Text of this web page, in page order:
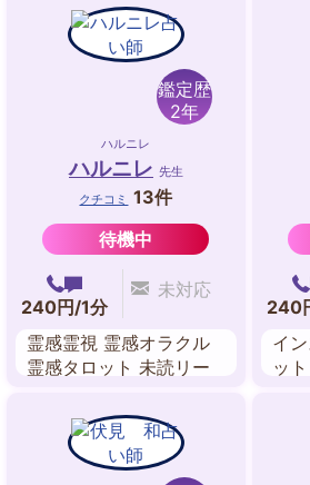
鑑定歴
2年
ハルニレ
ハルニレ 先生
クチコミ
13件
待機中
240円/1分
未対応
霊感霊視 霊感オラクル
霊感タロット 未読リー
シー パワーストーンリ
ーディング
240
イ
ッ